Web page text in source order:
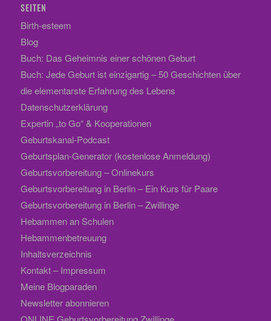
SEITEN
Birth-esteem
Blog
Buch: Das Geheimnis einer schönen Geburt
Buch: Jede Geburt ist einzigartig – 50 Geschichten über
die elementarste Erfahrung des Lebens
Datenschutzerklärung
Expertin „to Go“ & Kooperationen
Geburtskanal-Podcast
Geburtsplan-Generator (kostenlose Anmeldung)
Geburtsvorbereitung – Onlinekurs
Geburtsvorbereitung in Berlin – Ein Kurs für Paare
Geburtsvorbereitung in Berlin – Zwillinge
Hebammen an Schulen
Hebammenbetreuung
Inhaltsverzeichnis
Kontakt – Impressum
Meine Blogparaden
Newsletter abonnieren